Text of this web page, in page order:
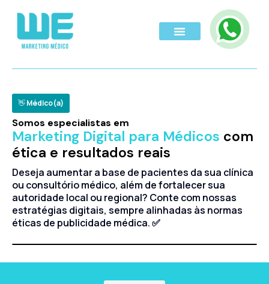
👋Médico(a)
Somos especialistas em
Marketing Digital para Médicos com
ética e resultados reais
Deseja aumentar a base de pacientes da sua clínica
ou consultório médico, além de fortalecer sua
autoridade local ou regional? Conte com nossas
estratégias digitais, sempre alinhadas às normas
éticas de publicidade médica. ✅